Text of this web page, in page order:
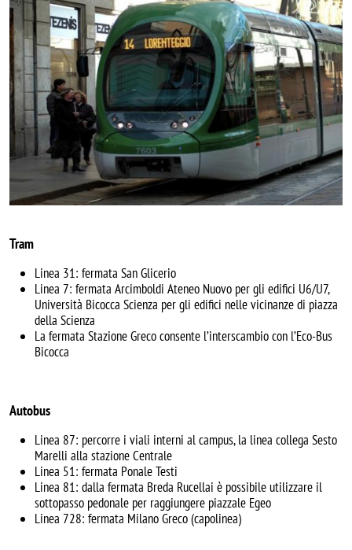
Tram
Linea 31: fermata San Glicerio
Linea 7: fermata Arcimboldi Ateneo Nuovo per gli edifici U6/U7,
Università Bicocca Scienza per gli edifici nelle vicinanze di piazza
della Scienza
La fermata Stazione Greco consente l’interscambio con l’Eco-Bus
Bicocca
Autobus
Linea 87: percorre i viali interni al campus, la linea collega Sesto
Marelli alla stazione Centrale
Linea 51: fermata Ponale Testi
Linea 81: dalla fermata Breda Rucellai è possibile utilizzare il
sottopasso pedonale per raggiungere piazzale Egeo
Linea 728: fermata Milano Greco (capolinea)